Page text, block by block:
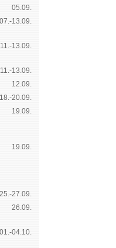
05.09.
07.-13.09.
11.-13.09.
11.-13.09.
12.09.
18.-20.09.
19.09.
19.09.
25.-27.09.
26.09.
01.-04.10.